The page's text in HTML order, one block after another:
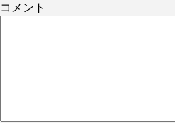
コメント